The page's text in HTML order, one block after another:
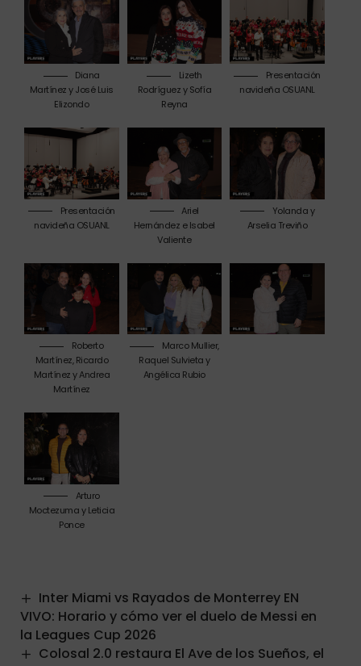
Diana
Martínez y José Luis
Elizondo
Lizeth
Rodríguez y Sofía
Reyna
Presentación
navideña OSUANL
Presentación
navideña OSUANL
Ariel
Hernández e Isabel
Valiente
Yolanda y
Arselia Treviño
Roberto
Martínez, Ricardo
Martínez y Andrea
Martínez
Marco Mullier,
Raquel Sulvieta y
Angélica Rubio
Arturo
Moctezuma y Leticia
Ponce
Inter Miami vs Rayados de Monterrey EN
VIVO: Horario y cómo ver el duelo de Messi en
la Leagues Cup 2026
Colosal 2.0 restaura El Ave de los Sueños, el